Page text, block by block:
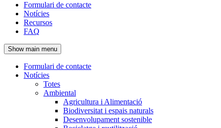
Navegació
principal
de
l'encapçalament
Formulari de contacte
Notícies
Recursos
FAQ
Show main menu
Navegació
principal
Formulari de contacte
Notícies
Totes
Ambiental
Agricultura i Alimentació
Biodiversitat i espais naturals
Desenvolupament sostenible